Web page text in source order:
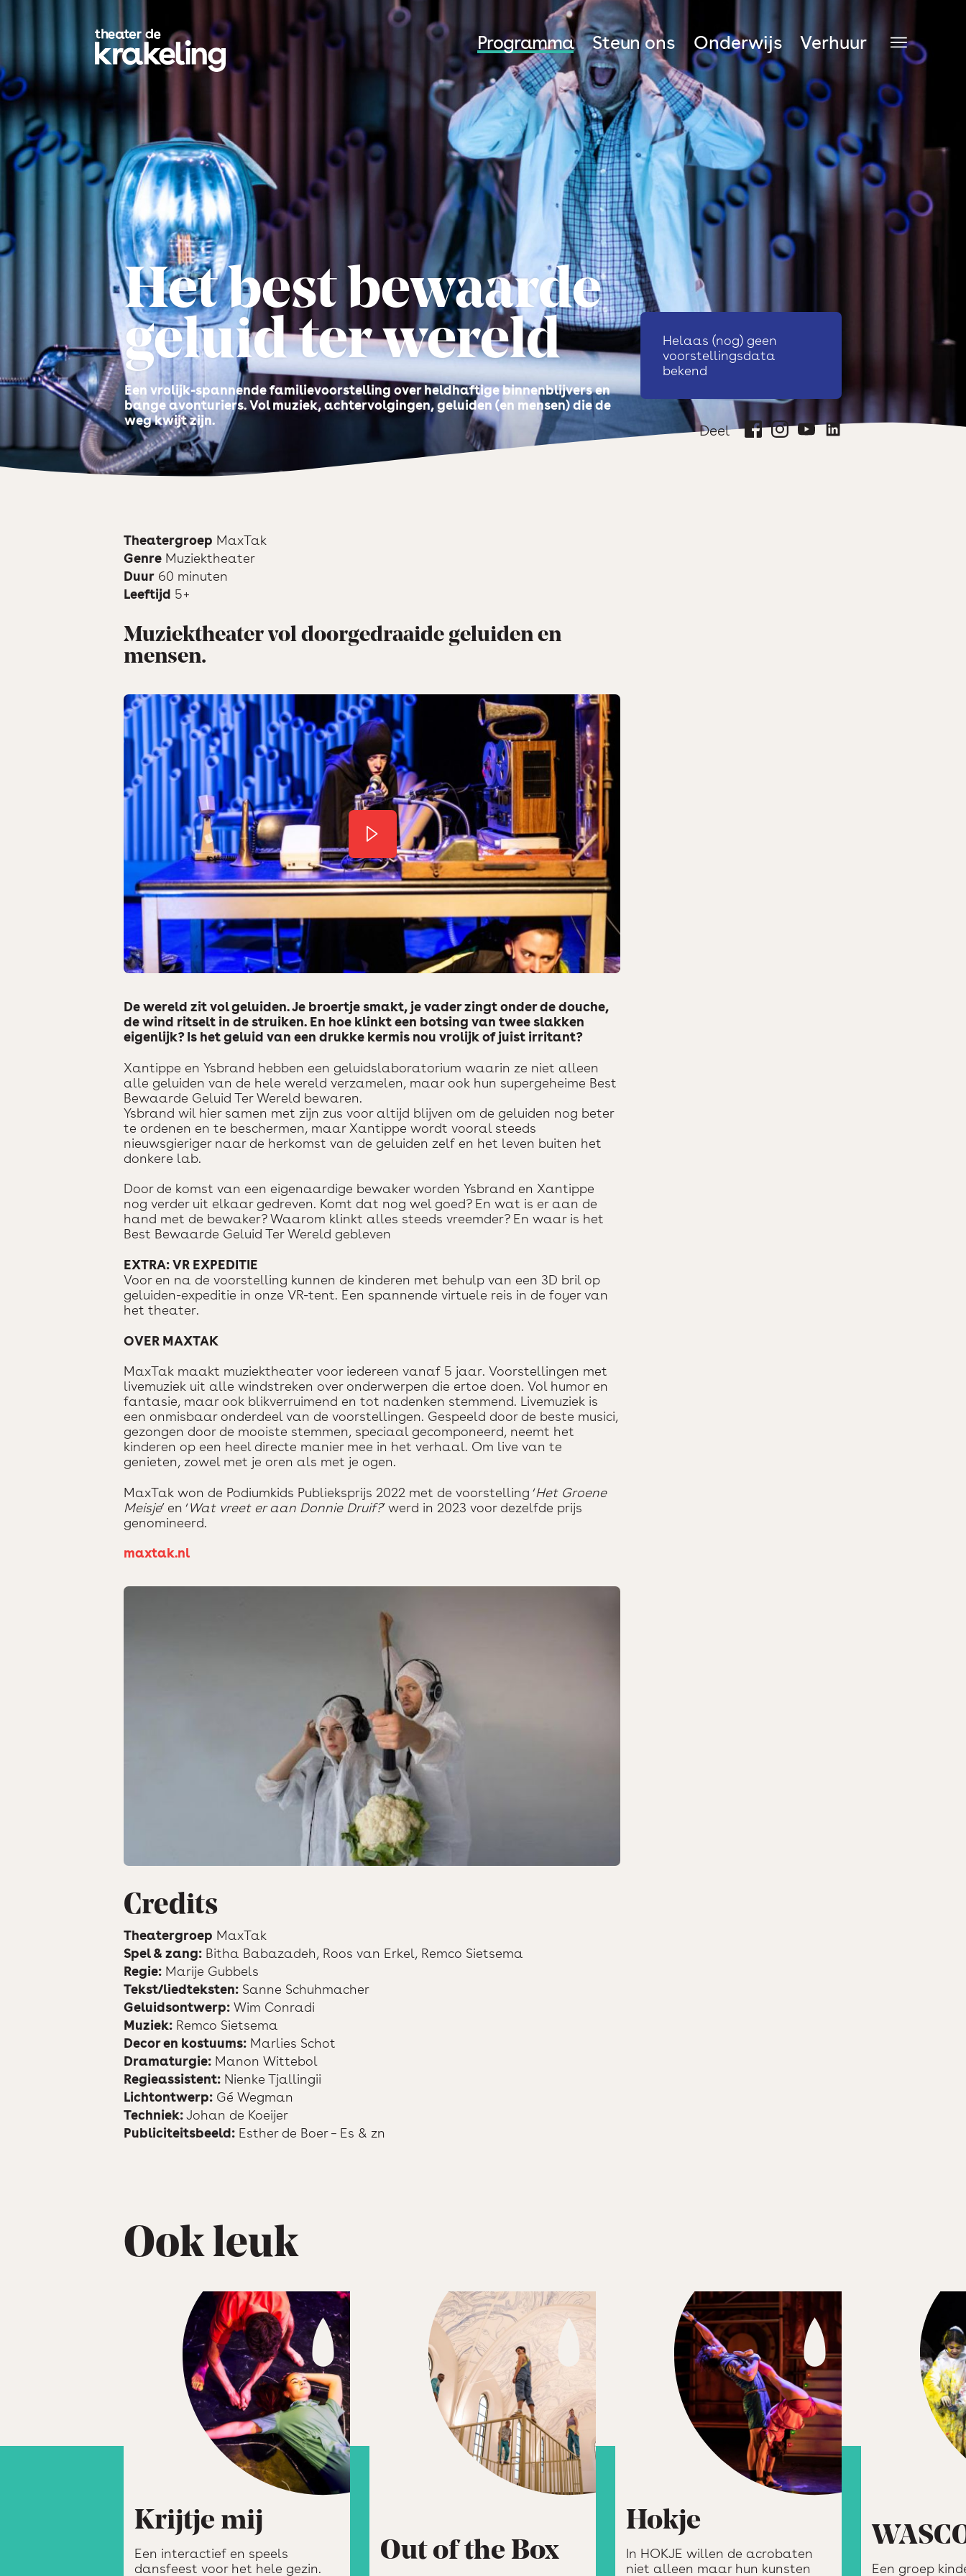
Programma Steun ons Onderwijs Verhuur
Het best bewaarde
geluid ter wereld
Een vrolijk-spannende familievoorstelling over heldhaftige binnenblijvers en
bange avonturiers. Vol muziek, achtervolgingen, geluiden (en mensen) die de
weg kwijt zijn.
Helaas (nog) geen
voorstellingsdata
bekend
Deel
Theatergroep MaxTak
Genre Muziektheater
Duur 60 minuten
Leeftijd 5+
Muziektheater vol doorgedraaide geluiden en
mensen.
De wereld zit vol geluiden. Je broertje smakt, je vader zingt onder de douche,
de wind ritselt in de struiken. En hoe klinkt een botsing van twee slakken
eigenlijk? Is het geluid van een drukke kermis nou vrolijk of juist irritant?
Xantippe en Ysbrand hebben een geluidslaboratorium waarin ze niet alleen
alle geluiden van de hele wereld verzamelen, maar ook hun supergeheime Best
Bewaarde Geluid Ter Wereld bewaren.
Ysbrand wil hier samen met zijn zus voor altijd blijven om de geluiden nog beter
te ordenen en te beschermen, maar Xantippe wordt vooral steeds
nieuwsgieriger naar de herkomst van de geluiden zelf en het leven buiten het
donkere lab.
Door de komst van een eigenaardige bewaker worden Ysbrand en Xantippe
nog verder uit elkaar gedreven. Komt dat nog wel goed? En wat is er aan de
hand met de bewaker? Waarom klinkt alles steeds vreemder? En waar is het
Best Bewaarde Geluid Ter Wereld gebleven
EXTRA: VR EXPEDITIE
Voor en na de voorstelling kunnen de kinderen met behulp van een 3D bril op
geluiden-expeditie in onze VR-tent. Een spannende virtuele reis in de foyer van
het theater.
OVER MAXTAK
MaxTak maakt muziektheater voor iedereen vanaf 5 jaar. Voorstellingen met
livemuziek uit alle windstreken over onderwerpen die ertoe doen. Vol humor en
fantasie, maar ook blikverruimend en tot nadenken stemmend. Livemuziek is
een onmisbaar onderdeel van de voorstellingen. Gespeeld door de beste musici,
gezongen door de mooiste stemmen, speciaal gecomponeerd, neemt het
kinderen op een heel directe manier mee in het verhaal. Om live van te
genieten, zowel met je oren als met je ogen.
MaxTak won de Podiumkids Publieksprijs 2022 met de voorstelling ‘Het Groene
Meisje’ en ‘Wat vreet er aan Donnie Druif?’ werd in 2023 voor dezelfde prijs
genomineerd.
maxtak.nl
Credits
Theatergroep MaxTak
Spel & zang: Bitha Babazadeh, Roos van Erkel, Remco Sietsema
Regie: Marije Gubbels
Tekst/liedteksten: Sanne Schuhmacher
Geluidsontwerp: Wim Conradi
Muziek: Remco Sietsema
Decor en kostuums: Marlies Schot
Dramaturgie: Manon Wittebol
Regieassistent: Nienke Tjallingii
Lichtontwerp: Gé Wegman
Techniek:Johan de Koeijer
Publiciteitsbeeld: Esther de Boer – Es & zn
Ook leuk
Krijtje mij
Een interactief en speels
dansfeest voor het hele gezin.
Out of the Box
Hokje
In HOKJE willen de acrobaten
niet alleen maar hun kunsten
Een groep